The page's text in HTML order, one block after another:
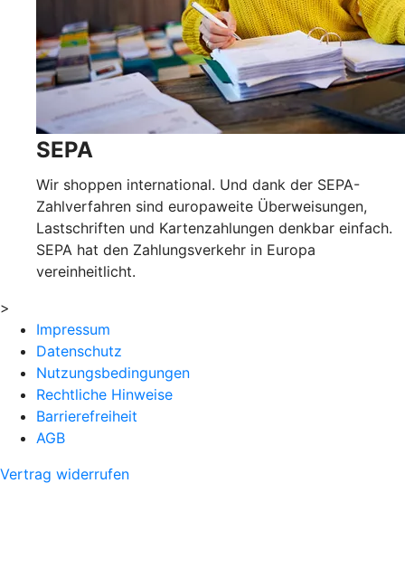
SEPA
Wir shoppen international. Und dank der SEPA-
Zahlverfahren sind europaweite Überweisungen,
Lastschriften und Kartenzahlungen denkbar einfach.
SEPA hat den Zahlungsverkehr in Europa
vereinheitlicht.
>
Impressum
Datenschutz
Nutzungsbedingungen
Rechtliche Hinweise
Barrierefreiheit
AGB
Vertrag widerrufen